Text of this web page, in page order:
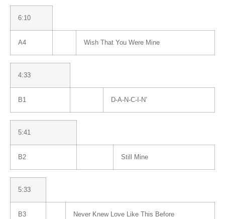
6:10
A4 Wish That You Were Mine
4:33
B1 D-A-N-C-I-N’
5:41
B2 Still Mine
5:33
B3 Never Knew Love Like This Before